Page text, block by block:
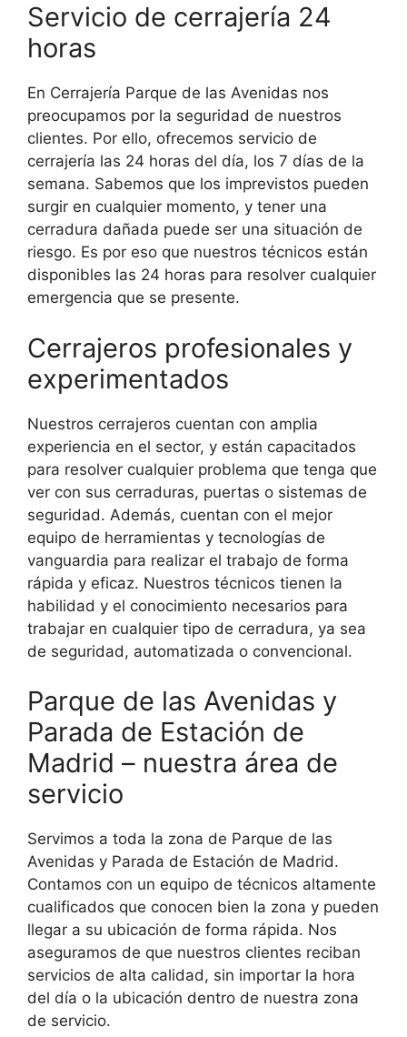
Servicio de cerrajería 24
horas
En Cerrajería Parque de las Avenidas nos
preocupamos por la seguridad de nuestros
clientes. Por ello, ofrecemos servicio de
cerrajería las 24 horas del día, los 7 días de la
semana. Sabemos que los imprevistos pueden
surgir en cualquier momento, y tener una
cerradura dañada puede ser una situación de
riesgo. Es por eso que nuestros técnicos están
disponibles las 24 horas para resolver cualquier
emergencia que se presente.
Cerrajeros profesionales y
experimentados
Nuestros cerrajeros cuentan con amplia
experiencia en el sector, y están capacitados
para resolver cualquier problema que tenga que
ver con sus cerraduras, puertas o sistemas de
seguridad. Además, cuentan con el mejor
equipo de herramientas y tecnologías de
vanguardia para realizar el trabajo de forma
rápida y eficaz. Nuestros técnicos tienen la
habilidad y el conocimiento necesarios para
trabajar en cualquier tipo de cerradura, ya sea
de seguridad, automatizada o convencional.
Parque de las Avenidas y
Parada de Estación de
Madrid – nuestra área de
servicio
Servimos a toda la zona de Parque de las
Avenidas y Parada de Estación de Madrid.
Contamos con un equipo de técnicos altamente
cualificados que conocen bien la zona y pueden
llegar a su ubicación de forma rápida. Nos
aseguramos de que nuestros clientes reciban
servicios de alta calidad, sin importar la hora
del día o la ubicación dentro de nuestra zona
de servicio.